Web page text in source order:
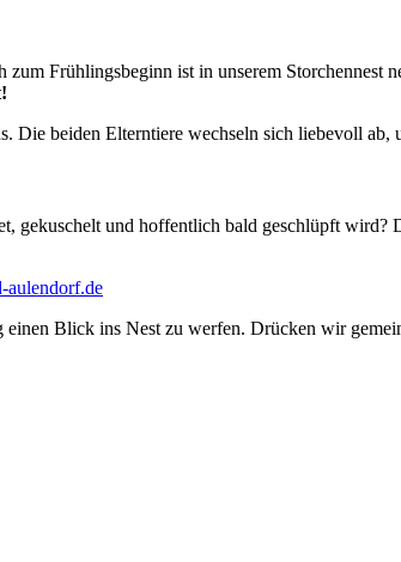
Frühlingsbeginn ist in unserem Storchennest
Die beiden Elterntiere wechseln sich liebevoll
gekuschelt und hoffentlich bald geschlüpft
aulendorf.de
Blick ins Nest zu werfen. Drücken wir